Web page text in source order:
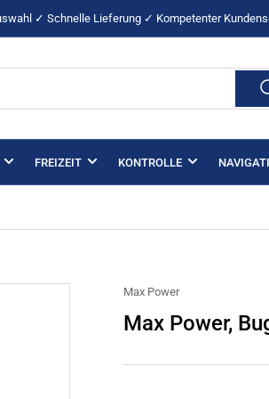
✓ Schnelle Lieferung ✓ Kompetenter
FREIZEIT KONTROLLE
Max Power
Max Power,